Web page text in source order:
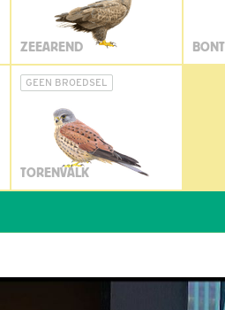
ZEEAREND
GEEN BROEDSEL
TORENVALK